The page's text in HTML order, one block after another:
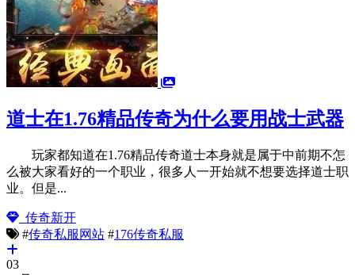
道士在1.76精品传奇为什么要用战士武器
玩家都知道在1.76精品传奇道士本身就是属于中前期不怎
么被大家看好的一个职业，很多人一开始就不想要选择道士职
业。但是...
传奇新开
#传奇私服网站 #176传奇私服
03